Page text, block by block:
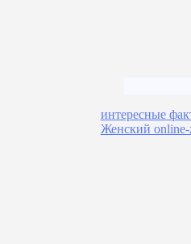
интересные
Женский